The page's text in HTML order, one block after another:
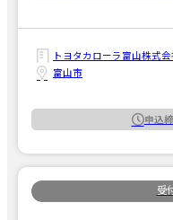
トヨタカローラ富山株式
富山市
申込